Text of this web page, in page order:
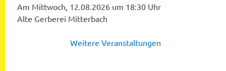
Am Mittwoch, 12.08.2026 um 18:30 Uhr
Alte Gerberei Mitterbach
Weitere Veranstaltungen